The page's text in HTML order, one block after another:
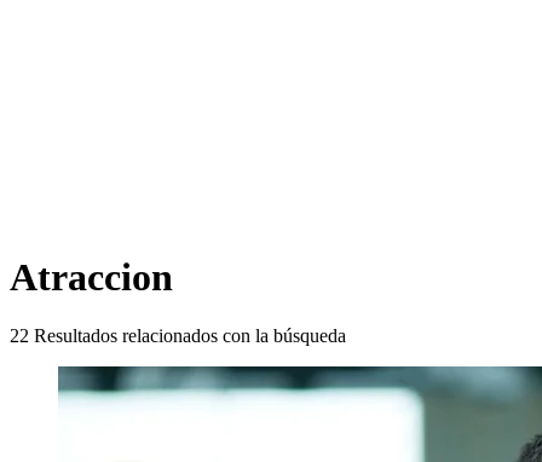
Atraccion
22 Resultados relacionados con la búsqueda